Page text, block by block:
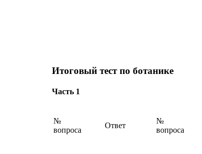
Итоговый тест по ботанике
Часть 1
№
вопроса
Ответ
№
вопроса